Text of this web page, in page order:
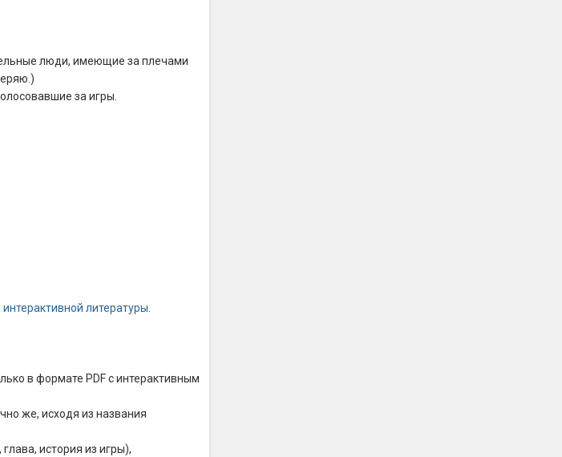
люди, имеющие за плечами
за игры.
литературы.
в формате PDF с интерактивным
же, исходя из названия
история из игры),